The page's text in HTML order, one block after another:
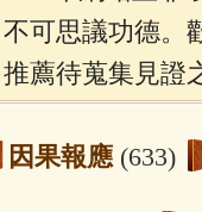
不可思議功德。
推薦待蒐集見證
因果報應 (633)